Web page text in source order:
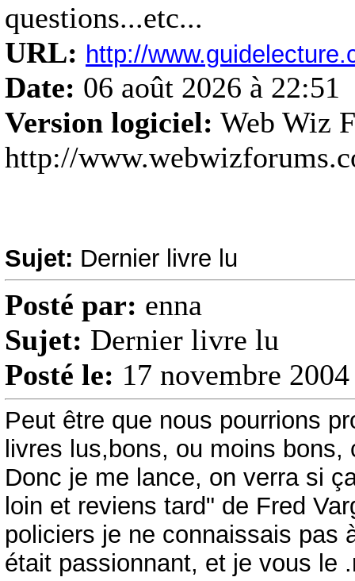
questions...etc...
URL: http://
Date: 06 août 2026 à 22:51
Version logiciel: Web Wiz
http://
Sujet: Dernier livre lu
Posté par: enna
Sujet: Dernier livre lu
Posté le: 17 novembre
Peut être que nous pourrions
livres lus,bons, ou moins
Donc je me lance, on verra si
loin et reviens tard" de Fred
policiers je ne connaissais pas
était passionnant, et je vous le